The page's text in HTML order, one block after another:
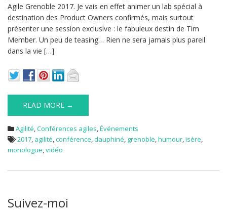
Agile Grenoble 2017. Je vais en effet animer un lab spécial à
destination des Product Owners confirmés, mais surtout
présenter une session exclusive : le fabuleux destin de Tim
Member. Un peu de teasing… Rien ne sera jamais plus pareil
dans la vie […]
READ MORE →
Agilité,Conférences agiles,Événements
2017, agilité,conférence,dauphiné, grenoble,humour,isère,
monologue,vidéo
Suivez-moi